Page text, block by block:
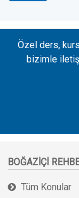
Özel ders,
bizimle
BOĞAZIÇI
Tüm Konular